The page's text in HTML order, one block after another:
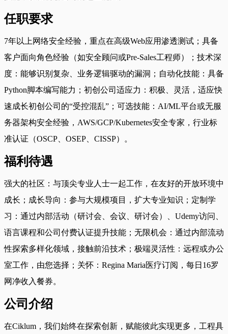
任职要求
7年以上网络安全经验，重点在高级Web应用渗透测试；具备
客户面向角色经验（如安全顾问或Pre-Sales工程师）；技术深
度：能够识别复杂、业务逻辑驱动的漏洞；自动化技能：具备
Python脚本编写能力；初创公司适应力：积极、灵活，适应快
速成长初创公司的“受控混乱”；可选技能：AI/ML平台或无服
务器架构安全经验，AWS/GCP/Kubernetes安全专家，行业标
准认证（OSCP、OSEP、CISSP）。
福利待遇
强大的社区：与顶尖专业人士一起工作，在友好的开放环境中
成长；成长导向：参与大规模项目，扩大专业知识；定制学
习：通过内部活动（研讨会、会议、研讨会）、Udemy访问、
语言课程和公司付费认证提升技能；无限机会：通过内部流动
性探索多样化领域，接触前沿技术；极端灵活性：远程或办公
室工作，由您选择；关怀：Regina Maria医疗订阅，每日16罗
网净收入餐券。
公司介绍
在Ciklum，我们始终在探索创新，赋能彼此实现更多，工程具